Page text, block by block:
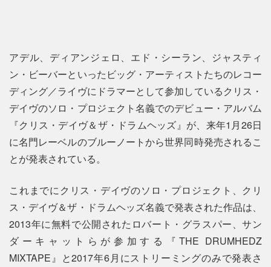
アデル、ディアンジェロ、エド・シーラン、ジャスティ
ン・ビーバーといったビッグ・アーティストたちのレコー
ディング／ライヴにドラマーとして参加しているクリス・
デイヴのソロ・プロジェクト名義でのデビュー・アルバム
『クリス・デイヴ＆ザ・ドラムヘッズ』が、来年1月26日
に名門レーベルのブルーノートから世界同時発売されるこ
とが発表されている。
これまでにクリス・デイヴのソロ・プロジェクト、クリ
ス・デイヴ＆ザ・ドラムヘッズ名義で発表された作品は、
2013年に無料で公開されたロバート・グラスパー、サン
ダーキャットらが参加する『THE DRUMHEDZ
MIXTAPE』と2017年6月にストリーミングのみで発表さ